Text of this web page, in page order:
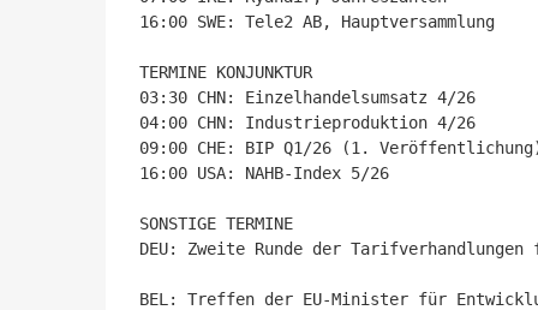
16:00 SWE: Tele2 AB, Hauptversammlung
TERMINE KONJUNKTUR
03:30 CHN: Einzelhandelsumsatz 4/26
04:00 CHN: Industrieproduktion 4/26
09:00 CHE: BIP Q1/26 (1.
16:00 USA: NAHB-Index 5/26
SONSTIGE TERMINE
DEU: Zweite Runde der
BEL: Treffen der EU-Minister für